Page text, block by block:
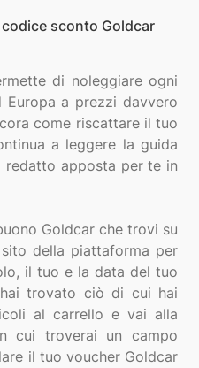
sconto Goldcar
di noleggiare ogni
a prezzi davvero
come riscattare il tuo
a leggere la guida
redatto apposta per te in
Goldcar che trovi su
della piattaforma per
il tuo e la data del tuo
trovato ciò di cui hai
al carrello e vai alla
cui troverai un campo
il tuo voucher Goldcar